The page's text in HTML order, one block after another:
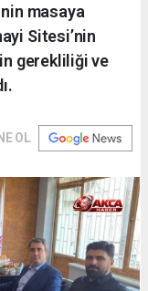
masaya
Sitesi’nin
gerekliliği ve
OL